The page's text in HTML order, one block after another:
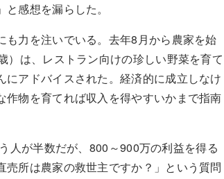
感想を漏らした。
も力を注いでいる。去年8月から農家を始
）は、レストラン向けの珍しい野菜を育て
アドバイスされた。経済的に成立しなけ
物を育てれば収入を得やすいかまで指南
人が半数だが、800～900万の利益を得る
所は農家の救世主ですか？」という質問